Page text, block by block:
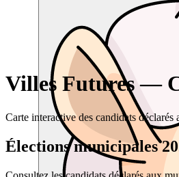
Villes Futures —
Carte interactive des candidats
Élections municipales